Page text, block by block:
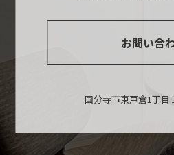
お問い合
国分寺市東戸倉1丁目